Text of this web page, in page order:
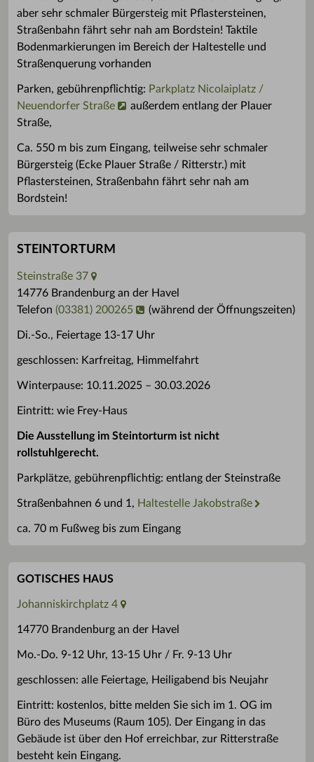
aber sehr schmaler Bürgersteig mit Pflastersteinen,
Straßenbahn fährt sehr nah am Bordstein! Taktile
Bodenmarkierungen im Bereich der Haltestelle und
Straßenquerung vorhanden
Parken, gebührenpflichtig: Parkplatz Nicolaiplatz /
Neuendorfer Straße
außerdem entlang der Plauer
Straße,
Ca. 550 m bis zum Eingang, teilweise sehr schmaler
Bürgersteig (Ecke Plauer Straße / Ritterstr.) mit
Pflastersteinen, Straßenbahn fährt sehr nah am
Bordstein!
STEINTORTURM
Steinstraße 37
14776 Brandenburg an der Havel
Telefon (03381) 200265 (während der Öffnungszeiten)
Di.-So., Feiertage 13-17 Uhr
geschlossen: Karfreitag, Himmelfahrt
Winterpause: 10.11.2025 – 30.03.2026
Eintritt: wie Frey-Haus
Die Ausstellung im Steintorturm ist nicht
rollstuhlgerecht.
Parkplätze, gebührenpflichtig: entlang der Steinstraße
Straßenbahnen 6 und 1, Haltestelle Jakobstraße
ca. 70 m Fußweg bis zum Eingang
GOTISCHES HAUS
Johanniskirchplatz 4
14770 Brandenburg an der Havel
Mo.-Do. 9-12 Uhr, 13-15 Uhr / Fr. 9-13 Uhr
geschlossen: alle Feiertage, Heiligabend bis Neujahr
Eintritt: kostenlos, bitte melden Sie sich im 1. OG im
Büro des Museums (Raum 105). Der Eingang in das
Gebäude ist über den Hof erreichbar, zur Ritterstraße
besteht kein Eingang.